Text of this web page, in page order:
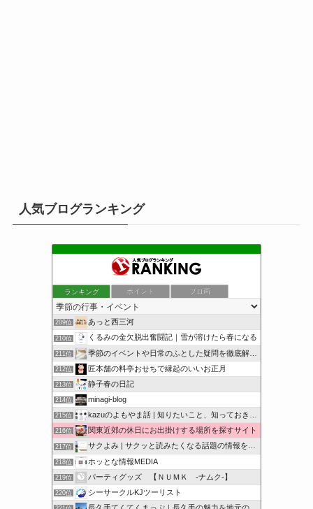
人気ブログランキング
ランキング ポイント ブロ画
209位 あっと西三河
210位 くるみの金欠脱出奮闘記｜雪が溶けたら春になる
211位 季節のイベントや日常のふとした疑問を徹底解説！
212位 匠本舗の料亭おせちで縁起のいいお正月
213位 静子春の日記
214位 minagi-blog
215位 kazuのよもやま話 | 知りたいこと、知っておきたいこと…
216位 関東近郊の休日にお出掛けする場所を探すサイト
217位 サクよみ | サクッと読みたくなる話題の情報を随時発信！
218位 ホッとな情報MEDIA
219位 パーティグッズ 【ＮＵＭＫ -ナムク-】
220位 シーサークルKJツーリスト